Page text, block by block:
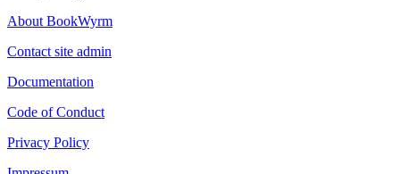
About BookWyrm
Contact site admin
Documentation
Code of Conduct
Privacy Policy